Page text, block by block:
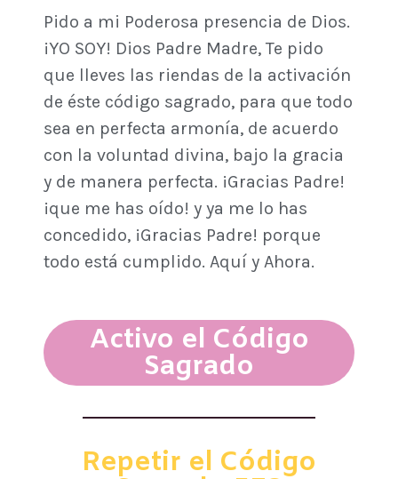
Pido a mi Poderosa presencia de Dios.
¡YO SOY! Dios Padre Madre, Te pido
que lleves las riendas de la activación
de éste código sagrado, para que todo
sea en perfecta armonía, de acuerdo
con la voluntad divina, bajo la gracia
y de manera perfecta. ¡Gracias Padre!
¡que me has oído! y ya me lo has
concedido, ¡Gracias Padre! porque
todo está cumplido. Aquí y Ahora.
Activo el Código
Sagrado
Repetir el Código